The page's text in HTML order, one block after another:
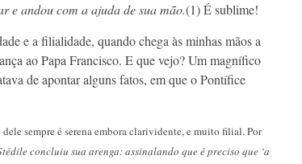
e andou com a ajuda de sua mão.(1) É sublime!
e a filialidade, quando chega às minhas mãos a
ao Papa Francisco. E que vejo? Um magnífico
de apontar alguns fatos, em que o Pontífice
sempre é serena embora clarividente, e muito filial. Por
concluiu sua arenga: assinalando que é preciso que ‘a